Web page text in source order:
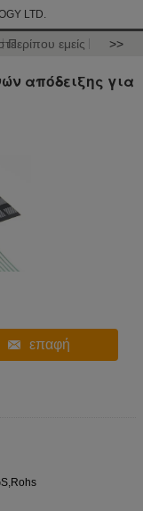
LTD.
Περίπου εμείς >>
απόδειξης για
επαφή